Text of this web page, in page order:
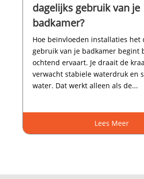
dagelijks gebruik van je
badkamer?
Hoe beïnvloeden installaties het
gebruik van je badkamer begint
ochtend ervaart.​ Je draait de
verwacht stabiele waterdruk en
water.​ Dat werkt alleen als de...
Lees Meer